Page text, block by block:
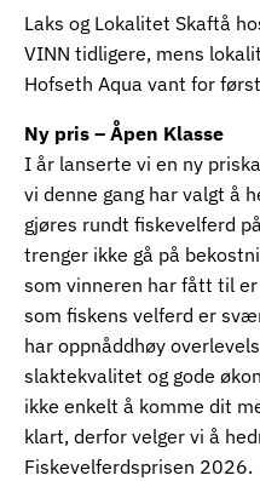
Laks og Lokalitet Skaftå
VINN tidligere, mens
Hofseth Aqua vant for
Ny pris – Åpen Klasse
I år lanserte vi en ny
vi denne gang har valgt å
gjøres rundt fiskevelferd
trenger ikke gå på
som vinneren har fått til
som fiskens velferd er
har oppnåddhøy
slaktekvalitet og gode
ikke enkelt å komme dit
klart, derfor velger vi å
Fiskevelferdsprisen 2026.